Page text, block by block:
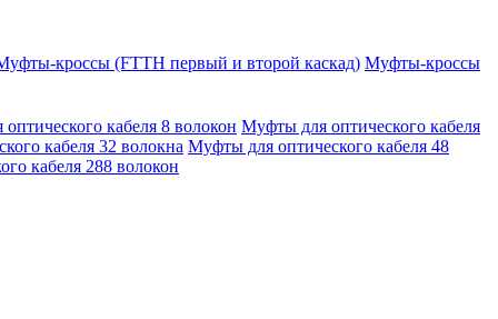
кроссы (FTTH первый и второй каскад) Муфты-кроссы
кабеля 8 волокон Муфты для оптического кабеля
кабеля 32 волокна Муфты для оптического кабеля 48
кабеля 288 волокон